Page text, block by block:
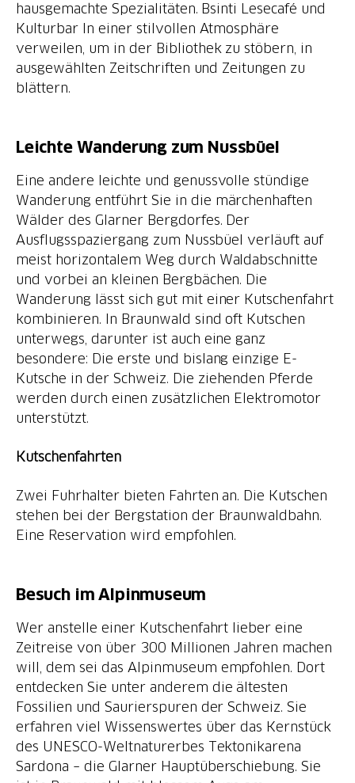
hausgemachte Spezialitäten. Bsinti Lesecafé und
Kulturbar In einer stilvollen Atmosphäre
verweilen, um in der Bibliothek zu stöbern, in
ausgewählten Zeitschriften und Zeitungen zu
blättern.
Leichte Wanderung zum Nussbüel
Eine andere leichte und genussvolle stündige
Wanderung entführt Sie in die märchenhaften
Wälder des Glarner Bergdorfes. Der
Ausflugsspaziergang zum Nussbüel verläuft auf
meist horizontalem Weg durch Waldabschnitte
und vorbei an kleinen Bergbächen. Die
Wanderung lässt sich gut mit einer Kutschenfahrt
kombinieren. In Braunwald sind oft Kutschen
unterwegs, darunter ist auch eine ganz
besondere: Die erste und bislang einzige E-
Kutsche in der Schweiz. Die ziehenden Pferde
werden durch einen zusätzlichen Elektromotor
unterstützt.
Kutschenfahrten
Zwei Fuhrhalter bieten Fahrten an. Die Kutschen
stehen bei der Bergstation der Braunwaldbahn.
Eine Reservation wird empfohlen.
Besuch im Alpinmuseum
Wer anstelle einer Kutschenfahrt lieber eine
Zeitreise von über 300 Millionen Jahren machen
will, dem sei das Alpinmuseum empfohlen. Dort
entdecken Sie unter anderem die ältesten
Fossilien und Saurierspuren der Schweiz. Sie
erfahren viel Wissenswertes über das Kernstück
des UNESCO-Weltnaturerbes Tektonikarena
Sardona – die Glarner Hauptüberschiebung. Sie